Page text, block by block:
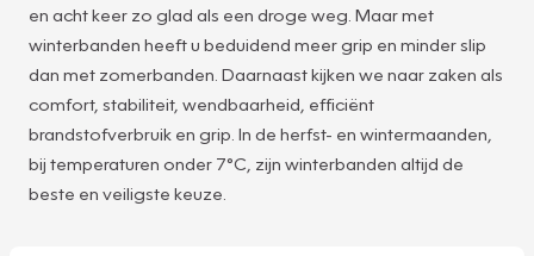
en acht keer zo glad als een droge weg. Maar met
winterbanden heeft u beduidend meer grip en minder slip
dan met zomerbanden. Daarnaast kijken we naar zaken als
comfort, stabiliteit, wendbaarheid, efficiënt
brandstofverbruik en grip. In de herfst- en wintermaanden,
bij temperaturen onder 7°C, zijn winterbanden altijd de
beste en veiligste keuze.